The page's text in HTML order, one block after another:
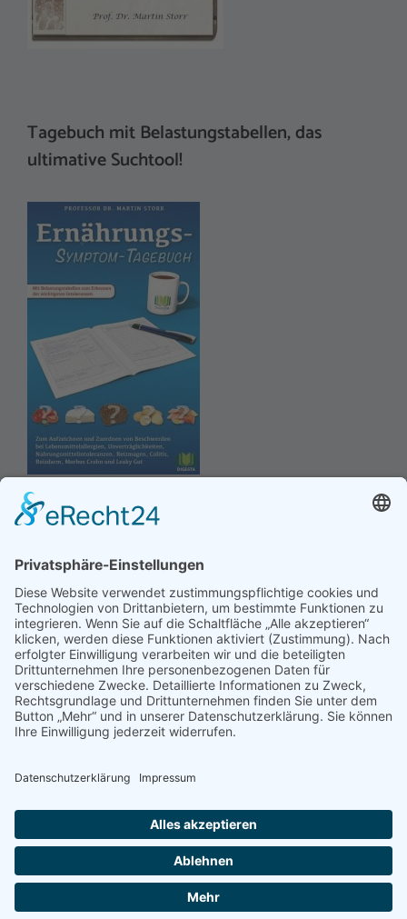
Tagebuch mit Belastungstabellen, das
ultimative Suchtool!
Hinweis an unsere Leser: Wir erstellen für Sie
Informationsseiten. Die Informationen enthalten Affiliate
links zu Amazon, in diesem Zusammenhang erhalten wir
von Partnern eine Provision, sofern ein Kauf zustande
kommt. Für Sie ändert sich dadurch nichts.
Amazon und verdient als Amazon Partner an qualifizierten Verkäufen.
© 2026 FODMAP info – Alle Rechte vorbehalten.